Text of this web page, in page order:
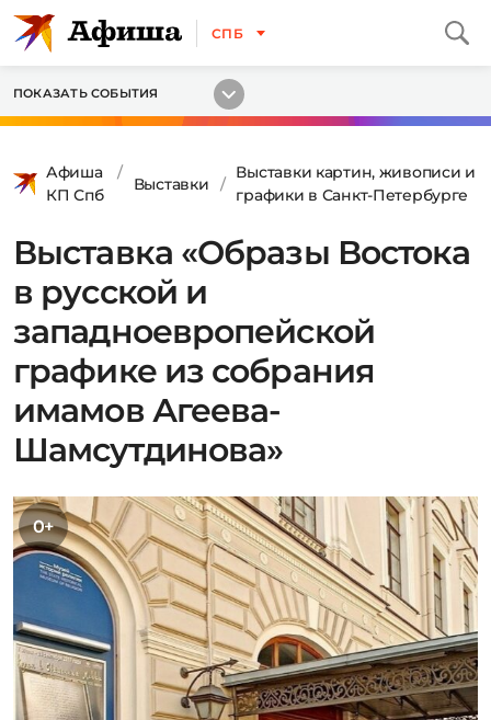
СПБ
ПОКАЗАТЬ СОБЫТИЯ
Афиша
КП Спб
Выставки
Выставки картин, живописи и
графики в Санкт-Петербурге
Выставка «Образы Востока
в русской и
западноевропейской
графике из собрания
имамов Агеева-
Шамсутдинова»
0+